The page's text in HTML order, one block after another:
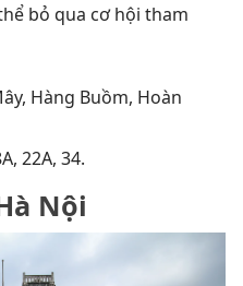
bỏ qua cơ hội tham
Hàng Buồm, Hoàn
22A, 34.
Nội